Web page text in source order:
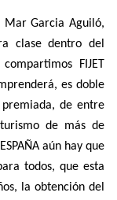
Garcia Aguiló,
clase dentro del
FIJET
es doble
de entre
de más de
aún hay que
todos, que esta
la obtención del